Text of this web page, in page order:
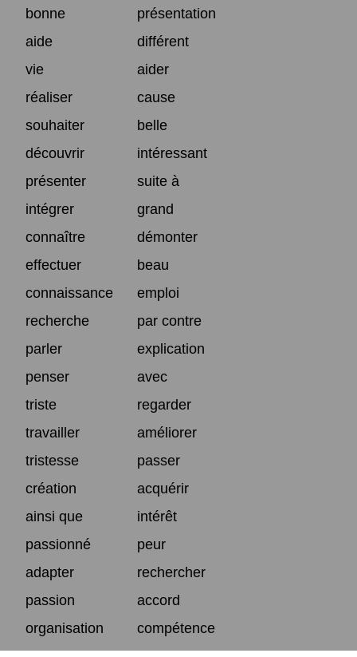
bonne
présentation
aide
différent
vie
aider
réaliser
cause
souhaiter
belle
découvrir
intéressant
présenter
suite à
intégrer
grand
connaître
démonter
effectuer
beau
connaissance
emploi
recherche
par contre
parler
explication
penser
avec
triste
regarder
travailler
améliorer
tristesse
passer
création
acquérir
ainsi que
intérêt
passionné
peur
adapter
rechercher
passion
accord
organisation
compétence